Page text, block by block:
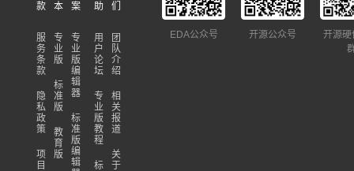
款
服
务
条
款
隐
私
政
策
项
目
本
专
业
版
标
准
版
教
育
版
案
专
业
版
编
辑
器
标
准
版
编
辑
助
用
户
论
坛
专
业
版
教
程
标
们
团
队
介
绍
相
关
报
道
关
于
EDA公众号 开源公众号
开源硬